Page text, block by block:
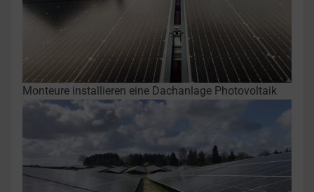
Monteure installieren eine Dachanlage Photovoltaik